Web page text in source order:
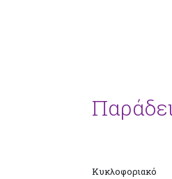
Κυκλοφοριακό